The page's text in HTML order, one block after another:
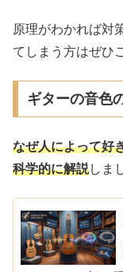
原理がわかれば対
てしまう方はぜひ
ギターの音色
なぜ人によって好
科学的に解説しま